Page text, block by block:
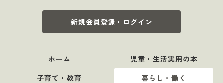
新規会員登録・ログイン
ホーム
児童・生活実用の本
子育て・教育
暮らし・働く